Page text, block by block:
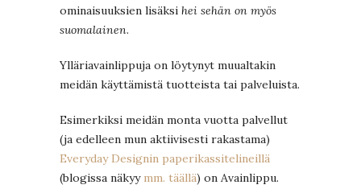
ominaisuuksien lisäksi hei sehän on myös
suomalainen.
Ylläriavainlippuja on löytynyt muualtakin
meidän käyttämistä tuotteista tai palveluista.
Esimerkiksi meidän monta vuotta palvellut
(ja edelleen mun aktiivisesti rakastama)
Everyday Designin paperikassitelineillä
(blogissa näkyy mm. täällä) on Avainlippu.